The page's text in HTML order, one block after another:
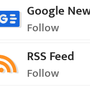
Google
Follow
RSS Feed
Follow